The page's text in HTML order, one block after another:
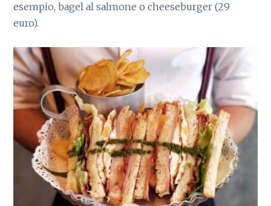
esempio, bagel al salmone o cheeseburger (29
euro).